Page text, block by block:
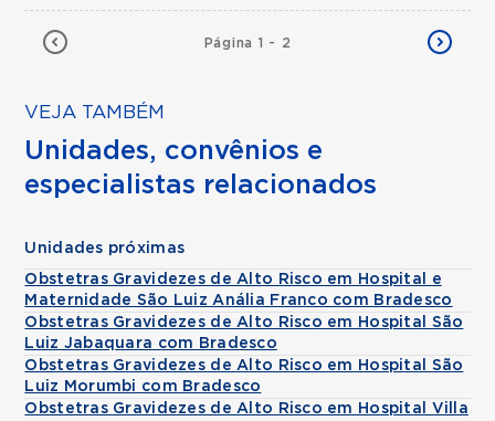
Página 1 - 2
VEJA TAMBÉM
Unidades, convênios e
especialistas relacionados
Unidades próximas
Obstetras Gravidezes de Alto Risco em Hospital e
Maternidade São Luiz Anália Franco com Bradesco
Obstetras Gravidezes de Alto Risco em Hospital São
Luiz Jabaquara com Bradesco
Obstetras Gravidezes de Alto Risco em Hospital São
Luiz Morumbi com Bradesco
Obstetras Gravidezes de Alto Risco em Hospital Villa